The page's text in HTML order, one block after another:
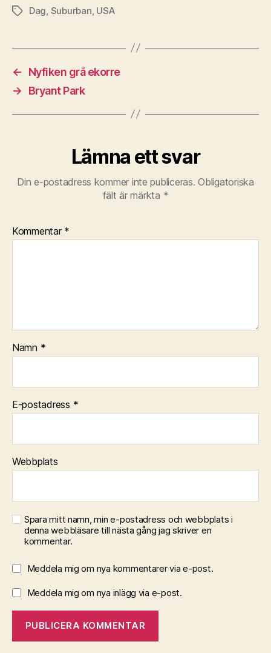
Etiketter
Dag, Suburban, USA
←
Nyfiken grå ekorre
→
Bryant Park
Lämna ett svar
Din e-postadress kommer inte publiceras. Obligatoriska
fält är märkta *
Kommentar *
Namn *
E-postadress *
Webbplats
Spara mitt namn, min e-postadress och webbplats i
denna webbläsare till nästa gång jag skriver en
kommentar.
Meddela mig om nya kommentarer via e-post.
Meddela mig om nya inlägg via e-post.